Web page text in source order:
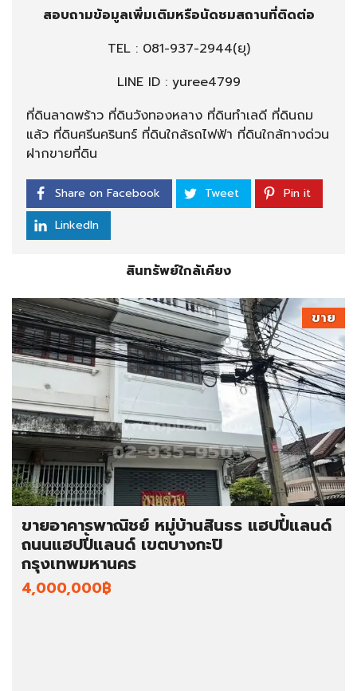
สอบถามข้อมูลเพิ่มเติมหรือนัดชมสถานที่ติดต่อ
TEL : 081-937-2944(ยุ)
LINE ID : yuree4799
ที่ดินลาดพร้าว ที่ดินวังทองหลาง ที่ดินทำเลดี ที่ดินถม
แล้ว ที่ดินศรีนครินทร์ ที่ดินใกล้รถไฟฟ้า ที่ดินใกล้ทางด่วน
ฝากขายที่ดิน
Share on Facebook Tweet
Pin it
LinkedIn
สินทรัพย์ใกล้เคียง
ขาย
ขายอาคารพาณิชย์ หมู่บ้านสินธร แฮปปี้แลนด์
ถนนแฮปปี้แลนด์ เขตบางกะปิ
กรุงเทพมหานคร
4,000,000฿